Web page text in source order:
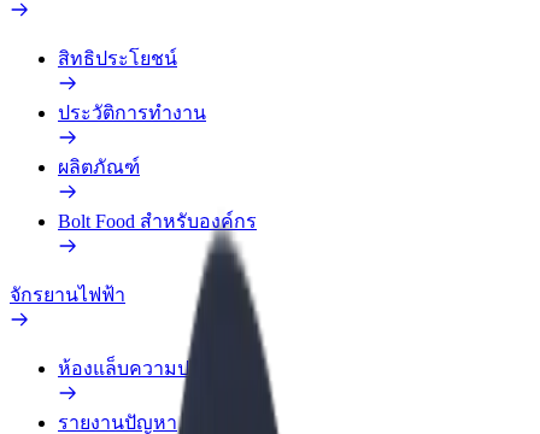
สิทธิประโยชน์
ประวัติการทำงาน
ผลิตภัณฑ์
Bolt Food สำหรับองค์กร
จักรยานไฟฟ้า
ห้องแล็บความปลอดภัย
รายงานปัญหา